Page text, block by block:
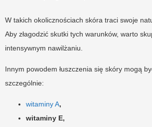
W takich okolicznościach skóra traci swoje
Aby złagodzić skutki tych warunków, warto
intensywnym nawilżaniu.
Innym powodem łuszczenia się skóry mogą
szczególnie:
witaminy A,
witaminy E,